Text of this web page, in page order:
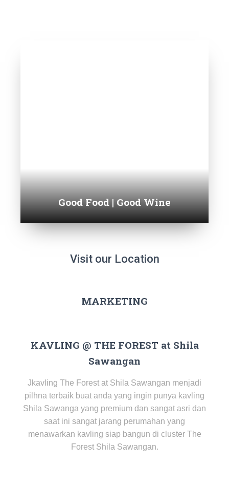
Good Food | Good Wine​
Visit our Location
MARKETING
KAVLING @ THE FOREST at Shila
Sawangan
Jkavling The Forest at Shila Sawangan menjadi
pilhna terbaik buat anda yang ingin punya kavling
Shila Sawanga yang premium dan sangat asri dan
saat ini sangat jarang perumahan yang
menawarkan kavling siap bangun di cluster The
Forest Shila Sawangan.